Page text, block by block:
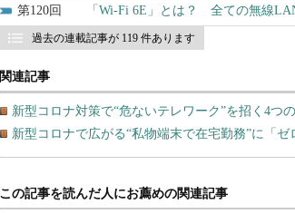
120 「Wi-Fi 6E」とは？ 全ての無線
過去の連載記事が 119 件あります
関連記事
新型コロナ対策で“危ないテレワーク”を招く4つ
新型コロナで広がる“私物端末で在宅勤務”に「